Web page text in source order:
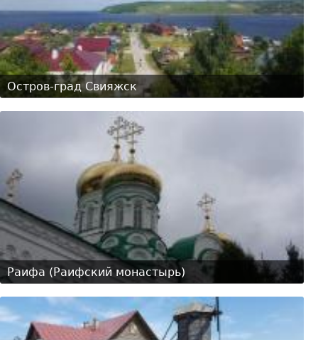
Остров-град Свияжск
Раифа (Раифский монастырь)